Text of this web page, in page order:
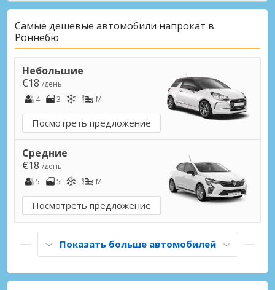
Самые дешевые автомобили напрокат в
Роннебю
Небольшие
€18 /день
4
3 M
Посмотреть предложение
Средние
€18 /день
5
5 M
Посмотреть предложение
Показать больше автомобилей